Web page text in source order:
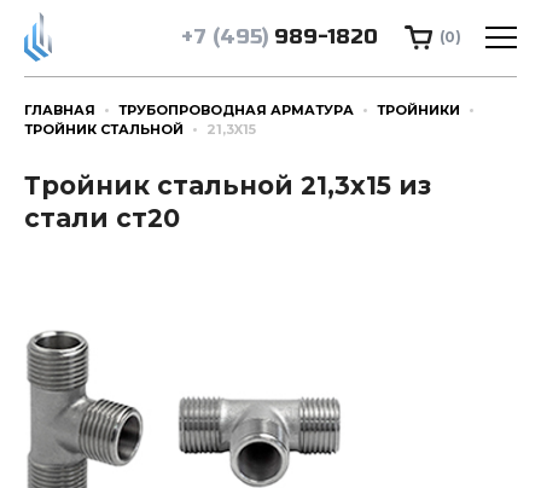
+7 (495) 989-1820 (0)
ГЛАВНАЯ ТРУБОПРОВОДНАЯ АРМАТУРА
ТРОЙНИКИ
ТРОЙНИК СТАЛЬНОЙ
21,3X15
Тройник стальной 21,3x15 из
стали ст20